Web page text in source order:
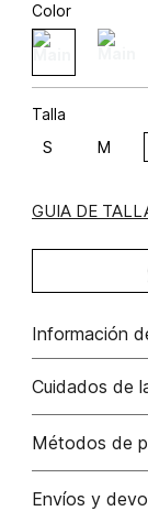
Color
Talla
S M
GUIA DE
Información
algodón 100%
Cuidados de
Lavado a
No usar
Métodos de
Tarjetas de
Envíos y